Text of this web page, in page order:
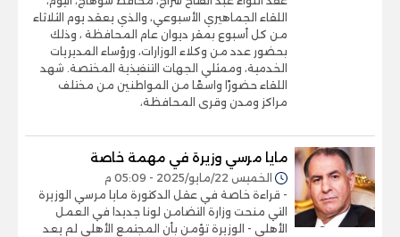
اللقاء الجماهيري الأسبوعي، والذي يعقد يوم الثلاثاء
من كل أسبوع بمقر ديوان عام المحافظة ، وذلك
بحضور عدد من وكلاء الوزارات، ورؤساء المديريات
الخدمية، وممثلي الجهات التنفيذية المختصة. شهد
اللقاء حضورًا واسعًا من المواطنين من مختلف
مراكز ومدن وقرى المحافظة،
مايا مرسي وزيرة في مهمة خاصة
الخميس 22/مايو/2025 - 05:09 م
- قراءة خاصة في عقل الدكتورة مايا مرسي الوزيرة
التي منحت وزارة التضامن لونا جديدا في العمل
الأهلي - الوزيرة تؤمن بأن المجتمع الأهلي لم يعد